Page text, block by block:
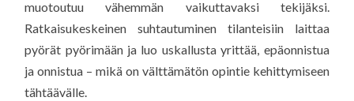
muotoutuu vähemmän vaikuttavaksi tekijäksi.
Ratkaisukeskeinen suhtautuminen tilanteisiin laittaa
pyörät pyörimään ja luo uskallusta yrittää, epäonnistua
ja onnistua – mikä on välttämätön opintie kehittymiseen
tähtäävälle.